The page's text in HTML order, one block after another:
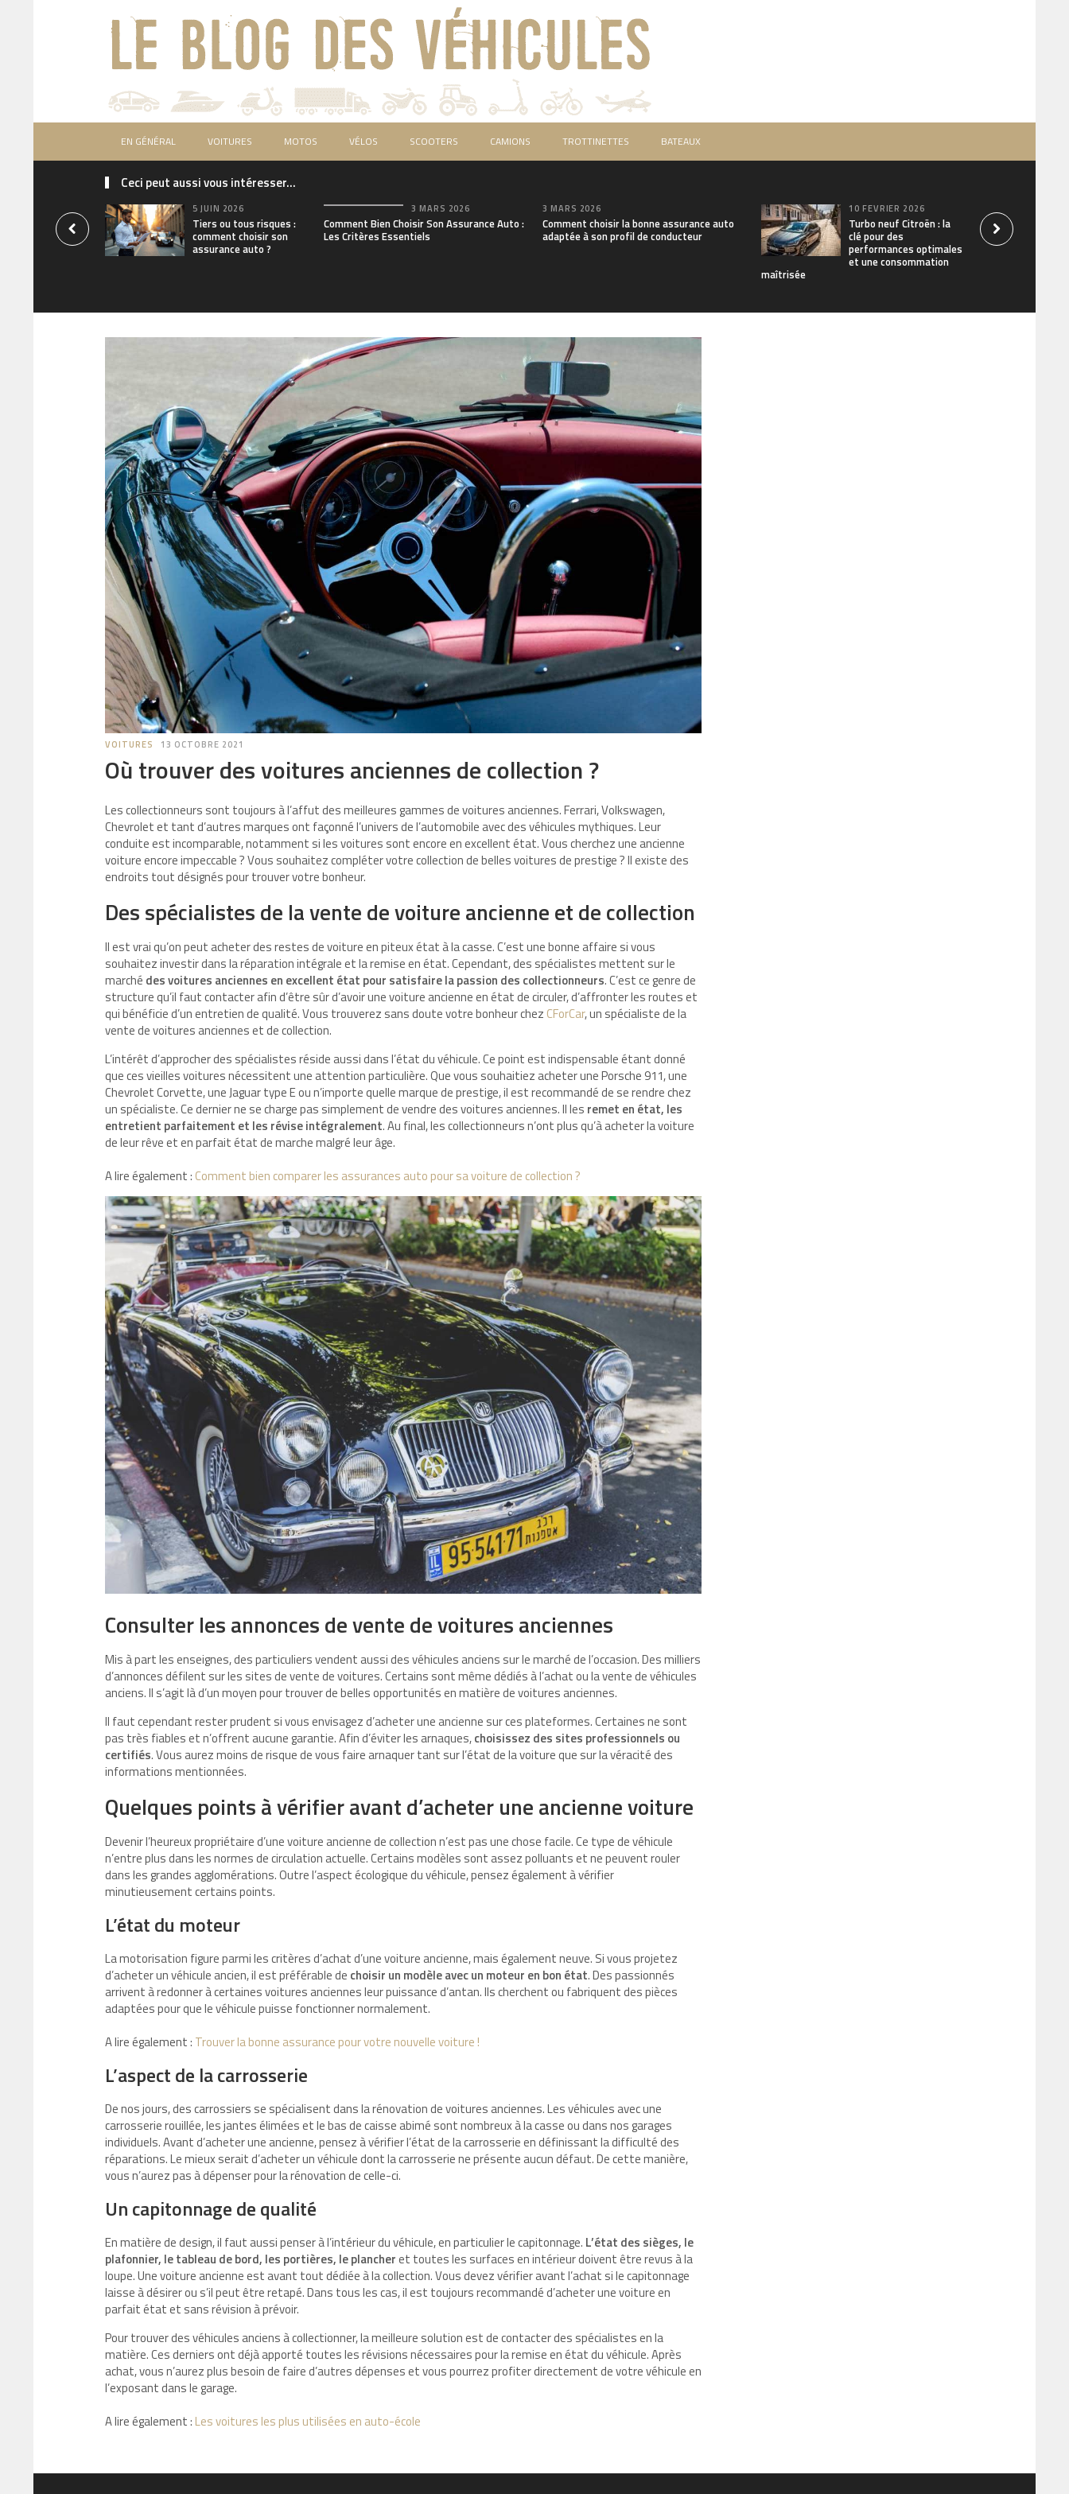
EN GÉNÉRAL VOITURES MOTOS VÉLOS SCOOTERS CAMIONS TROTTINETTES BATEAUX
Ceci peut aussi vous intéresser...
5 JUIN 2026
Tiers ou tous risques :
comment choisir son
assurance auto ?
3 MARS 2026
Comment Bien Choisir Son Assurance Auto :
Les Critères Essentiels
3 MARS 2026
Comment choisir la bonne assurance auto
adaptée à son profil de conducteur
10 FÉVRIER 2026
Turbo neuf Citroën : la
clé pour des
performances optimales
et une consommation
maîtrisée
VOITURES 13 OCTOBRE 2021
Où trouver des voitures anciennes de collection ?
Les collectionneurs sont toujours à l’affut des meilleures gammes de voitures anciennes. Ferrari, Volkswagen,
Chevrolet et tant d’autres marques ont façonné l’univers de l’automobile avec des véhicules mythiques. Leur
conduite est incomparable, notamment si les voitures sont encore en excellent état. Vous cherchez une ancienne
voiture encore impeccable ? Vous souhaitez compléter votre collection de belles voitures de prestige ? Il existe des
endroits tout désignés pour trouver votre bonheur.
Des spécialistes de la vente de voiture ancienne et de collection
Il est vrai qu’on peut acheter des restes de voiture en piteux état à la casse. C’est une bonne affaire si vous
souhaitez investir dans la réparation intégrale et la remise en état. Cependant, des spécialistes mettent sur le
marché des voitures anciennes en excellent état pour satisfaire la passion des collectionneurs. C’est ce genre de
structure qu’il faut contacter afin d’être sûr d’avoir une voiture ancienne en état de circuler, d’affronter les routes et
qui bénéficie d’un entretien de qualité. Vous trouverez sans doute votre bonheur chez CForCar, un spécialiste de la
vente de voitures anciennes et de collection.
L’intérêt d’approcher des spécialistes réside aussi dans l’état du véhicule. Ce point est indispensable étant donné
que ces vieilles voitures nécessitent une attention particulière. Que vous souhaitiez acheter une Porsche 911, une
Chevrolet Corvette, une Jaguar type E ou n’importe quelle marque de prestige, il est recommandé de se rendre chez
un spécialiste. Ce dernier ne se charge pas simplement de vendre des voitures anciennes. Il les remet en état, les
entretient parfaitement et les révise intégralement. Au final, les collectionneurs n’ont plus qu’à acheter la voiture
de leur rêve et en parfait état de marche malgré leur âge.
A lire également : Comment bien comparer les assurances auto pour sa voiture de collection ?
Consulter les annonces de vente de voitures anciennes
Mis à part les enseignes, des particuliers vendent aussi des véhicules anciens sur le marché de l’occasion. Des milliers
d’annonces défilent sur les sites de vente de voitures. Certains sont même dédiés à l’achat ou la vente de véhicules
anciens. Il s’agit là d’un moyen pour trouver de belles opportunités en matière de voitures anciennes.
Il faut cependant rester prudent si vous envisagez d’acheter une ancienne sur ces plateformes. Certaines ne sont
pas très fiables et n’offrent aucune garantie. Afin d’éviter les arnaques,choisissez des sites professionnels ou
certifiés. Vous aurez moins de risque de vous faire arnaquer tant sur l’état de la voiture que sur la véracité des
informations mentionnées.
Quelques points à vérifier avant d’acheter une ancienne voiture
Devenir l’heureux propriétaire d’une voiture ancienne de collection n’est pas une chose facile. Ce type de véhicule
n’entre plus dans les normes de circulation actuelle. Certains modèles sont assez polluants et ne peuvent rouler
dans les grandes agglomérations. Outre l’aspect écologique du véhicule, pensez également à vérifier
minutieusement certains points.
L’état du moteur
La motorisation figure parmi les critères d’achat d’une voiture ancienne, mais également neuve. Si vous projetez
d’acheter un véhicule ancien, il est préférable de choisir un modèle avec un moteur en bon état. Des passionnés
arrivent à redonner à certaines voitures anciennes leur puissance d’antan. Ils cherchent ou fabriquent des pièces
adaptées pour que le véhicule puisse fonctionner normalement.
A lire également : Trouver la bonne assurance pour votre nouvelle voiture !
L’aspect de la carrosserie
De nos jours, des carrossiers se spécialisent dans la rénovation de voitures anciennes. Les véhicules avec une
carrosserie rouillée, les jantes élimées et le bas de caisse abimé sont nombreux à la casse ou dans nos garages
individuels. Avant d’acheter une ancienne, pensez à vérifier l’état de la carrosserie en définissant la difficulté des
réparations. Le mieux serait d’acheter un véhicule dont la carrosserie ne présente aucun défaut. De cette manière,
vous n’aurez pas à dépenser pour la rénovation de celle-ci.
Un capitonnage de qualité
En matière de design, il faut aussi penser à l’intérieur du véhicule, en particulier le capitonnage. L’état des sièges, le
plafonnier, le tableau de bord, les portières, le plancheret toutes les surfaces en intérieur doivent être revus à la
loupe. Une voiture ancienne est avant tout dédiée à la collection. Vous devez vérifier avant l’achat si le capitonnage
laisse à désirer ou s’il peut être retapé. Dans tous les cas, il est toujours recommandé d’acheter une voiture en
parfait état et sans révision à prévoir.
Pour trouver des véhicules anciens à collectionner, la meilleure solution est de contacter des spécialistes en la
matière. Ces derniers ont déjà apporté toutes les révisions nécessaires pour la remise en état du véhicule. Après
achat, vous n’aurez plus besoin de faire d’autres dépenses et vous pourrez profiter directement de votre véhicule en
l’exposant dans le garage.
A lire également : Les voitures les plus utilisées en auto-école